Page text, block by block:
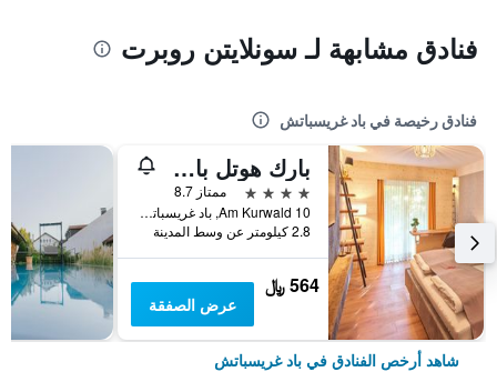
فنادق مشابهة لـ سونلايتن روبرت
فنادق رخيصة في باد غريسباتش
بارك هوتل باد جريزباخ
4 نجوم
ممتاز 8.7
Am Kurwald 10, باد غريسباتش, بافاريا, ألمانيا
2.8 كيلومتر عن وسط المدينة
564 ﷼
عرض الصفقة
شاهد أرخص الفنادق في باد غريسباتش